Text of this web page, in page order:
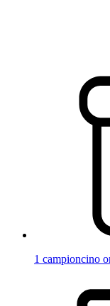
1 campioncino